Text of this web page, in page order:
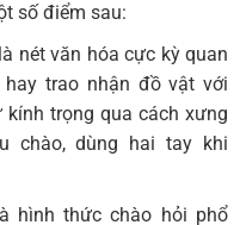
số điểm sau:
nét văn hóa cực kỳ quan
hay trao nhận đồ vật với
trọng qua cách xưng
chào, dùng hai tay khi
hình thức chào hỏi phổ